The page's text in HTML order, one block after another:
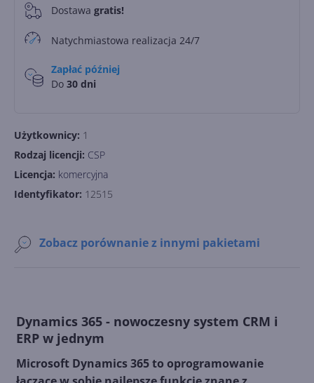
0 Dostawa gratis!
Natychmiastowa realizacja 24/7
Zapłać później
Do 30 dni
Użytkownicy: 1
Rodzaj licencji: CSP
Licencja: komercyjna
Identyfikator: 12515
Zobacz porównanie z innymi pakietami
Dynamics 365 - nowoczesny system CRM i
ERP w jednym
Microsoft Dynamics 365 to oprogramowanie